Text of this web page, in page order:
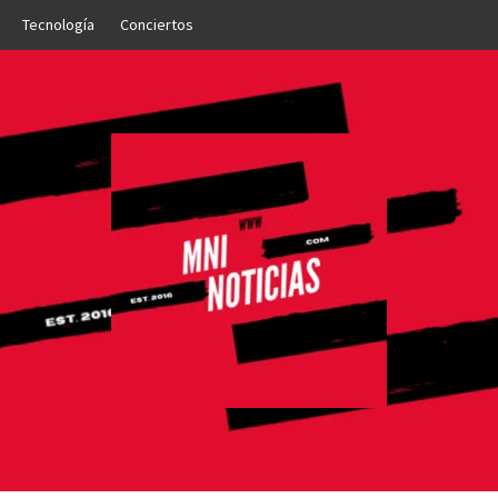
Tecnología Conciertos